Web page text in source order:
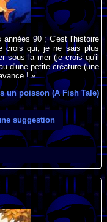
années 90 ; C'est l'histoire
crois qui, je ne sais plus
sous la mer (je crois qu'il
d'une petite créature (une
! »
un poisson (A Fish Tale)
suggestion